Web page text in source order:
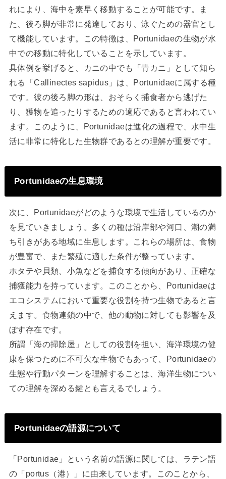
れにより、海中を素早く移動することが可能です。ま
た、後ろ脚が非常に発達しており、泳ぐための器官とし
て機能しています。この特徴は、Portunidaeの生物が水
中での移動に特化していることを示しています。
具体例を挙げると、カニの中でも「青カニ」として知ら
れる「Callinectes sapidus」は、Portunidaeに属する種
です。彼の後ろ脚の形は、おそらく捕食者から逃げた
り、獲物を追ったりするための適応であると言われてい
ます。このように、Portunidaeは進化の過程で、水中生
活に非常に特化した生物群であるとの理解が重要です。
Portunidaeの生息環境
次に、Portunidaeがどのような環境で生活しているのか
を見ていきましょう。多くの種は沿岸部や河口、潮の満
ち引きがある地域に生息します。これらの場所は、食物
が豊富で、また繁殖に適した条件が整っています。
ホタテや貝類、小魚などを捕食する傾向があり、正確な
捕獲能力を持っています。このことから、Portunidaeは
エコシステムにおいて重要な役割を持つ生物であると言
えます。食物連鎖の中で、他の動物に対しても影響を及
ぼす存在です。
所謂「海の掃除屋」としての役割を担い、海洋環境の健
康を保つために不可欠な生物でもあって、Portunidaeの
生態や行動パターンを理解することは、海洋生物につい
ての理解を深める鍵とも言えるでしょう。
Portunidaeの語源について
「Portunidae」という名前の語源に関しては、ラテン語
の「portus（港）」に由来しています。このことから、